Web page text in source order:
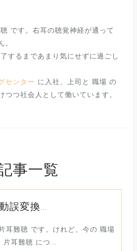
です。右耳の聴覚神経が通って
するまであまり気にせずに過ごし
センター に入社、上司と 職場 の
つつ社会人として働いています。
事一覧
誤変換...
耳難聴 です。けれど、今の 職場
耳難聴 につ...